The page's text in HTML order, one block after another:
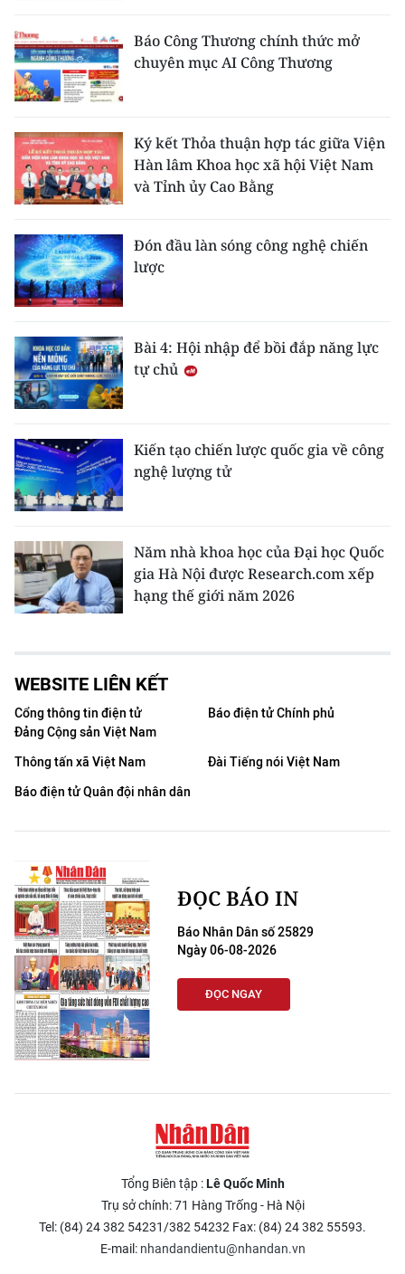
Báo Công Thương chính thức mở
chuyên mục AI Công Thương
Ký kết Thỏa thuận hợp tác giữa Viện
Hàn lâm Khoa học xã hội Việt Nam
và Tỉnh ủy Cao Bằng
Đón đầu làn sóng công nghệ chiến
lược
Bài 4: Hội nhập để bồi đắp năng lực
tự chủ
Kiến tạo chiến lược quốc gia về công
nghệ lượng tử
Năm nhà khoa học của Đại học Quốc
gia Hà Nội được Research.com xếp
hạng thế giới năm 2026
WEBSITE LIÊN KẾT
Cổng thông tin điện tử
Đảng Cộng sản Việt Nam
Báo điện tử Chính phủ
Thông tấn xã Việt Nam
Đài Tiếng nói Việt Nam
Báo điện tử Quân đội nhân dân
ĐỌC BÁO IN
Báo Nhân Dân số 25829
Ngày 06-08-2026
ĐỌC NGAY
Tổng Biên tập :Lê Quốc Minh
Trụ sở chính: 71 Hàng Trống - Hà Nội
Tel: (84) 24 382 54231/382 54232 Fax: (84) 24 382 55593.
E-mail: nhandandientu@nhandan.vn